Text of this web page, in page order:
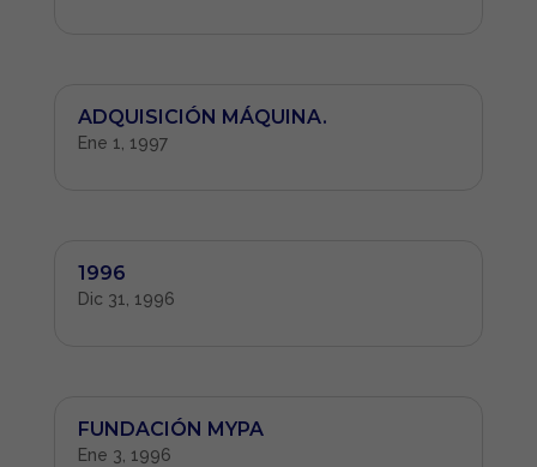
ADQUISICIÓN MÁQUINA.
Ene 1, 1997
1996
Dic 31, 1996
FUNDACIÓN MYPA
Ene 3, 1996